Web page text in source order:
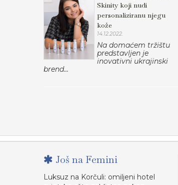
Skinity koji nudi
personaliziranu njegu
kože
14.12.2022.
Na domaćem tržištu
predstavljen je
inovativni ukrajinski
brend...
Još na Femini
Luksuz na Korčuli: omiljeni hotel